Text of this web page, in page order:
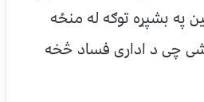
په بشپړه توګه له منځه
چی د اداری فساد څخه